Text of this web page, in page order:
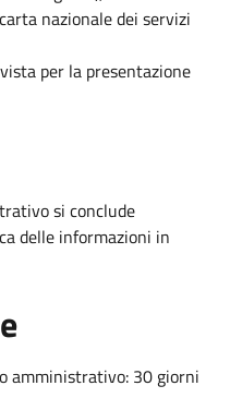
nazionale dei servizi
per la presentazione
si conclude
delle informazioni in
amministrativo: 30 giorni